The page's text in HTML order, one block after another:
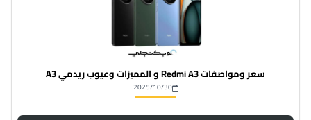
سعر ومواصفات Redmi A3 و المميزات وعيوب ريدمي A3
2025/10/30